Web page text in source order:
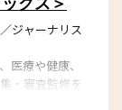
ジャーナリス
医療や健康、
・審査監修を